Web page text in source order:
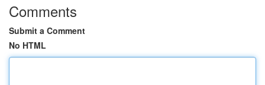
Comments
Submit a Comment
No HTML